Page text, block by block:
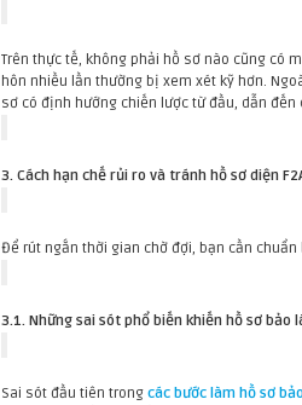
Trên thực tế, không phải hồ sơ nào cũng có
hôn nhiều lần thường bị xem xét kỹ hơn.
sơ có định hướng chiến lược từ đầu, dẫn
3. Cách hạn chế rủi ro và tránh hồ sơ diện
Để rút ngắn thời gian chờ đợi, bạn cần
3.1. Những sai sót phổ biến khiến hồ sơ bảo
Sai sót đầu tiên trong các bước làm hồ sơ